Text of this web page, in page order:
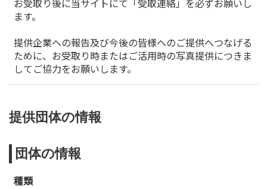
お受取り後に当サイトにて「受取連絡」を必ずお願いし
ます。
提供企業への報告及び今後の皆様へのご提供へつなげる
ために、お受取り時またはご活用時の写真提供につきま
してご協力をお願いします。
提供団体の情報
団体の情報
種類